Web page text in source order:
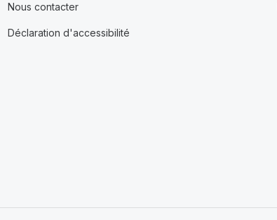
Nous contacter
Déclaration d'accessibilité